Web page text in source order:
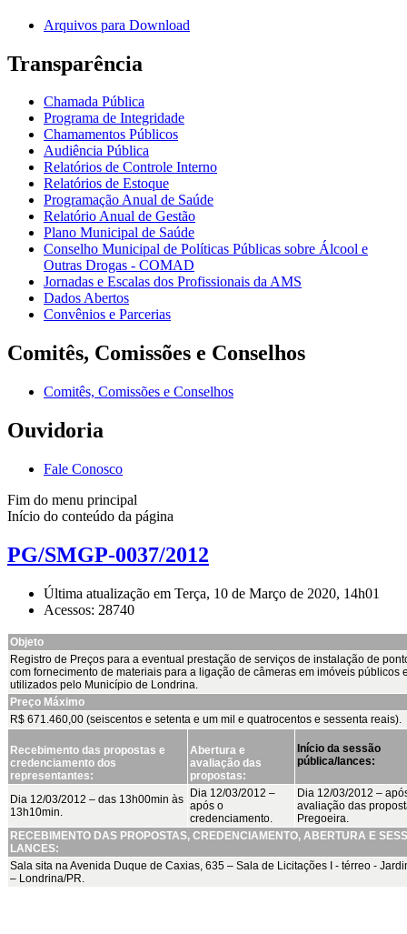
Arquivos para Download
Transparência
Chamada Pública
Programa de Integridade
Chamamentos Públicos
Audiência Pública
Relatórios de Controle Interno
Relatórios de Estoque
Programação Anual de Saúde
Relatório Anual de Gestão
Plano Municipal de Saúde
Conselho Municipal de Políticas Públicas sobre Álcool e
Outras Drogas - COMAD
Jornadas e Escalas dos Profissionais da AMS
Dados Abertos
Convênios e Parcerias
Comitês, Comissões e Conselhos
Comitês, Comissões e Conselhos
Ouvidoria
Fale Conosco
Fim do menu principal
Início do conteúdo da página
PG/SMGP-0037/2012
Última atualização em Terça, 10 de Março de 2020, 14h01
Acessos: 28740
Objeto
Registro de Preços para a eventual prestação de serviços de instalação de
com fornecimento de materiais para a ligação de câmeras em imóveis públicos
utilizados pelo Município de Londrina.
Preço Máximo
R$ 671.460,00 (seiscentos e setenta e um mil e quatrocentos e sessenta reais).
Recebimento das propostas e
credenciamento dos
representantes:
Abertura e
avaliação das
propostas:
Início da sessão
pública/lances:
Dia 12/03/2012 – das 13h00min às
13h10min.
Dia 12/03/2012 –
após o
credenciamento.
Dia 12/03/2012 –
avaliação das
Pregoeira.
RECEBIMENTO DAS PROPOSTAS, CREDENCIAMENTO, ABERTURA E
LANCES:
Sala sita na Avenida Duque de Caxias, 635 – Sala de Licitações I - térreo -
– Londrina/PR.